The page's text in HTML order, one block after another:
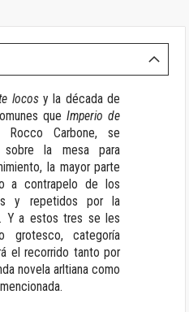
locosy la década de
queImperio de
Carbone, se
la mesa para
la mayor parte
a contrapelo de los
y repetidos por la
Y a estos tres se les
grotesco, categoría
el recorrido tanto por
novela arltiana como